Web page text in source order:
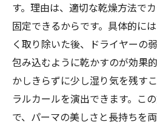
す。理由は、適切な乾燥方法で
固定できるからです。具体的に
く取り除いた後、ドライヤーの
包み込むように乾かすのが効果
かしきらずに少し湿り気を残す
ラルカールを演出できます。こ
で、パーマの美しさと長持ちを両